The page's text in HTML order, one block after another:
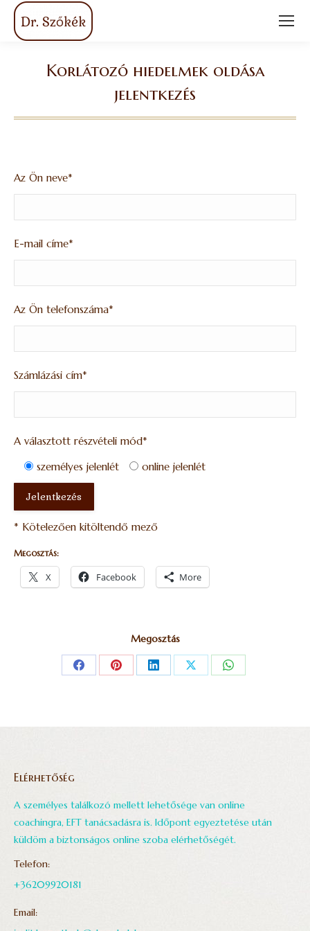
Korlátozó hiedelmek oldása
jelentkezés
You are here:
Az Ön neve*
E-mail címe*
Az Ön telefonszáma*
Számlázási cím*
A választott részvételi mód*
személyes jelenlét
online jelenlét
* Kötelezően kitöltendő mező
Megosztás:
X Facebook More
Megosztás
Share
Share
Share
Share
Share
Elérhetőség
A személyes találkozó mellett lehetősége van online
coachingra, EFT tanácsadásra is. Időpont egyeztetése után
küldöm a biztonságos online szoba elérhetőségét.
Telefon:
+36209920181
Email: